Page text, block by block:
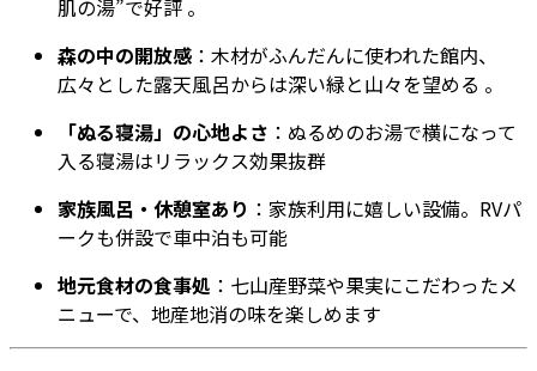
肌の湯”で好評 。
森の中の開放感 ：木材がふんだんに使われた館内、
広々とした露天風呂からは深い緑と山々を望める 。
「ぬる寝湯」の心地よさ ：ぬるめのお湯で横になって
入る寝湯はリラックス効果抜群
家族風呂・休憩室あり ：家族利用に嬉しい設備。RVパ
ークも併設で車中泊も可能
地元食材の食事処 ：七山産野菜や果実にこだわったメ
ニューで、地産地消の味を楽しめます